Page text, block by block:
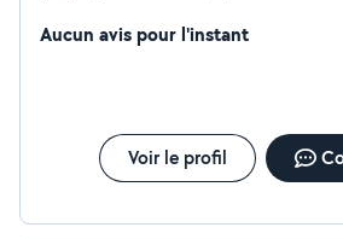
huile, air, carburant., - changement
bougies d'allumage. autre competence,instalattion
cuisine equipée,montage meuble, et
Aucun avis pour l'instant
Voir le profil